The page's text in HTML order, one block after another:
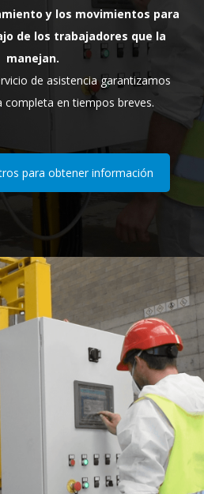
y los movimientos para
de los trabajadores que la
manejan.
de asistencia garantizamos
completa en tiempos breves.
para obtener información